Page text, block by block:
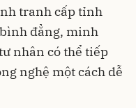
tranh cấp tỉnh
đẳng, minh
nhân có thể tiếp
nghệ một cách dễ